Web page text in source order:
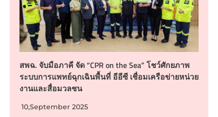
สพฉ. จับมือภาคี จัด “CPR on the Sea” โชว์ศักยภาพ
ระบบการแพทย์ฉุกเฉินพื้นที่ อีอีซี เชื่อมเครือข่ายหน่วย
งานและสื่อมวลชน
10,September 2025